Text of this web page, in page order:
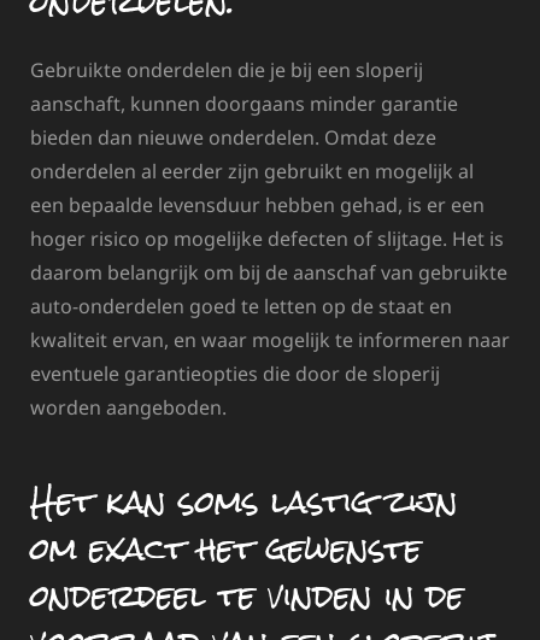
Gebruikte onderdelen die je bij een sloperij
aanschaft, kunnen doorgaans minder garantie
bieden dan nieuwe onderdelen. Omdat deze
onderdelen al eerder zijn gebruikt en mogelijk al
een bepaalde levensduur hebben gehad, is er een
hoger risico op mogelijke defecten of slijtage. Het is
daarom belangrijk om bij de aanschaf van gebruikte
auto-onderdelen goed te letten op de staat en
kwaliteit ervan, en waar mogelijk te informeren naar
eventuele garantieopties die door de sloperij
worden aangeboden.
Het kan soms lastig zijn
om exact het gewenste
onderdeel te vinden in de